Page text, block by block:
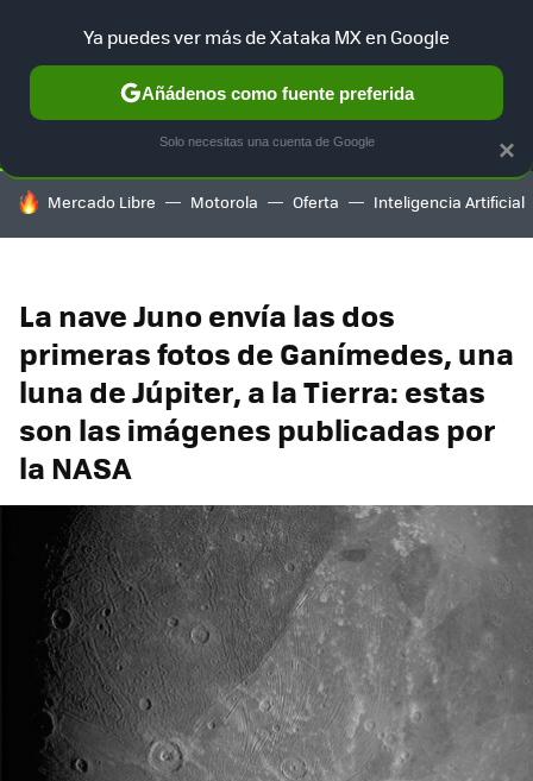
SELECCIÓN GAMING HOME AUTO TERRITORIO
HOY SE HABLA DE
Mercado Libre Motorola Oferta Inteligencia Artificial
La nave Juno envía las dos
primeras fotos de Ganímedes, una
luna de Júpiter, a la Tierra: estas
son las imágenes publicadas por
la NASA
×
Ya puedes ver más de Xataka MX en Google
Añádenos como fuente preferida
Solo necesitas una cuenta de Google